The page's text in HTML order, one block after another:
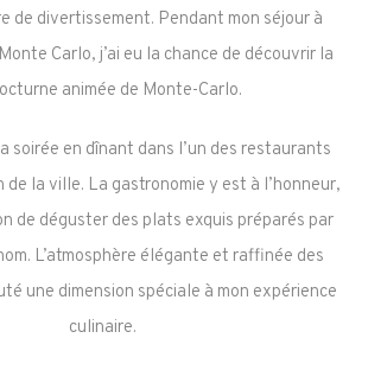
de divertissement. Pendant mon séjour à
Carlo, j’ai eu la chance de découvrir la
animée de Monte-Carlo.
soirée en dînant dans l’un des restaurants
de la ville. La gastronomie y est à l’honneur,
de déguster des plats exquis préparés par
L’atmosphère élégante et raffinée des
une dimension spéciale à mon expérience
culinaire.